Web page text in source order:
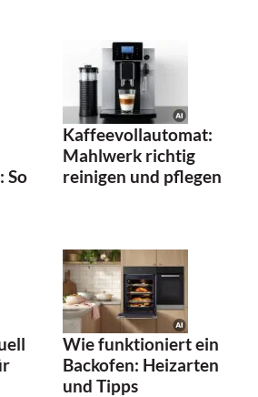
So
Kaffeevollautomat:
Mahlwerk richtig
reinigen und pflegen
Wie funktioniert ein
Backofen: Heizarten
und Tipps